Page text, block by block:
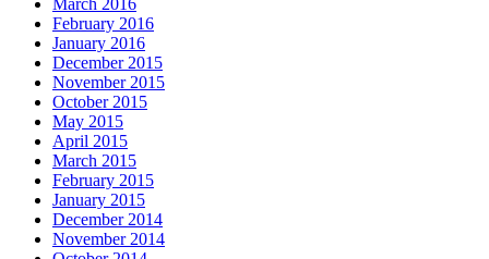
February 2016
January 2016
December 2015
November 2015
October 2015
May 2015
April 2015
March 2015
February 2015
January 2015
December 2014
November 2014